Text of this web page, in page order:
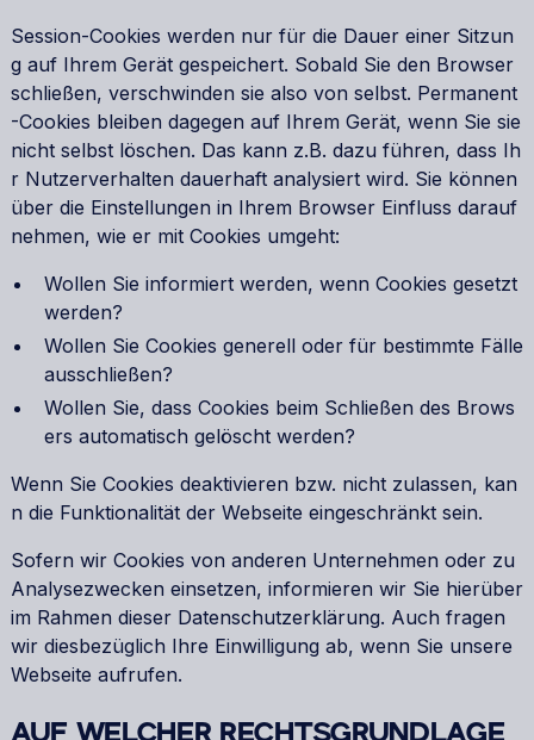
Session-Cookies werden nur für die Dauer einer Sitzun
g auf Ihrem Gerät gespeichert. Sobald Sie den Browser
schließen, verschwinden sie also von selbst. Permanent
-Cookies bleiben dagegen auf Ihrem Gerät, wenn Sie sie
nicht selbst löschen. Das kann z.B. dazu führen, dass Ih
r Nutzerverhalten dauerhaft analysiert wird. Sie können
über die Einstellungen in Ihrem Browser Einfluss darauf
nehmen, wie er mit Cookies umgeht:
Wollen Sie informiert werden, wenn Cookies gesetzt
werden?
Wollen Sie Cookies generell oder für bestimmte Fälle
ausschließen?
Wollen Sie, dass Cookies beim Schließen des Brows
ers automatisch gelöscht werden?
Wenn Sie Cookies deaktivieren bzw. nicht zulassen, kan
n die Funktionalität der Webseite eingeschränkt sein.
Sofern wir Cookies von anderen Unternehmen oder zu
Analysezwecken einsetzen, informieren wir Sie hierüber
im Rahmen dieser Datenschutzerklärung. Auch fragen
wir diesbezüglich Ihre Einwilligung ab, wenn Sie unsere
Webseite aufrufen.